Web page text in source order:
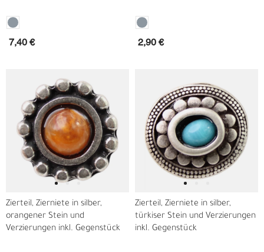
7,40 € 2,90 €
Zierteil, Zierniete in silber,
orangener Stein und
Verzierungen inkl. Gegenstück
Zierteil, Zierniete in silber,
türkiser Stein und Verzierungen
inkl. Gegenstück